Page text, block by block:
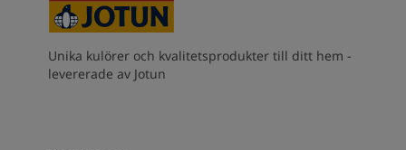
Unika kulörer och kvalitetsprodukter till ditt hem -
levererade av Jotun